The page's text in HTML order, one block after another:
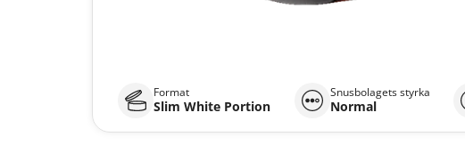
Format
Slim White Portion
Snusbolagets styrka
Normal